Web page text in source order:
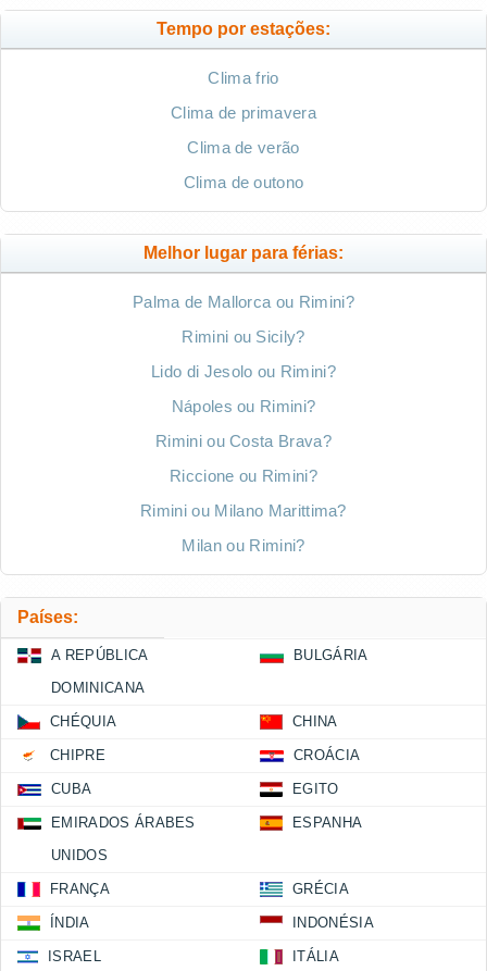
Tempo por estações:
Clima frio
Clima de primavera
Clima de verão
Clima de outono
Melhor lugar para férias:
Palma de Mallorca ou Rimini?
Rimini ou Sicily?
Lido di Jesolo ou Rimini?
Nápoles ou Rimini?
Rimini ou Costa Brava?
Riccione ou Rimini?
Rimini ou Milano Marittima?
Milan ou Rimini?
Países:
A REPÚBLICA
DOMINICANA
BULGÁRIA
CHÉQUIA CHINA
CHIPRE CROÁCIA
CUBA EGITO
EMIRADOS ÁRABES
UNIDOS
ESPANHA
FRANÇA GRÉCIA
ÍNDIA INDONÉSIA
ISRAEL ITÁLIA